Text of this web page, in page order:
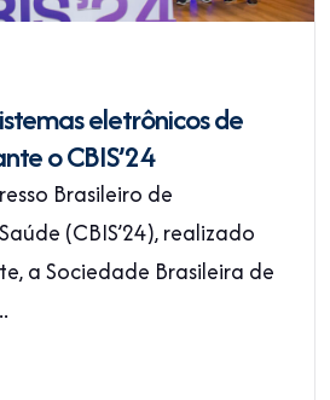
eletrônicos de
o CBIS’24
Brasileiro de
(CBIS’24), realizado
a Sociedade Brasileira de